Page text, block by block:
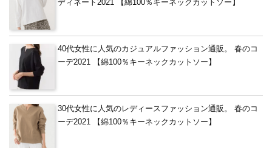
ディネート2021 【綿100％キーネックカットソー】
40代女性に人気のカジュアルファッション通販。 春のコ
ーデ2021 【綿100％キーネックカットソー】
30代女性に人気のレディースファッション通販。 春のコ
ーデ2021 【綿100％キーネックカットソー】